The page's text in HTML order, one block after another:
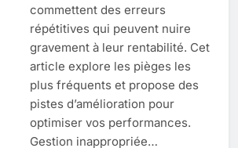
commettent des erreurs
répétitives qui peuvent nuire
gravement à leur rentabilité. Cet
article explore les pièges les
plus fréquents et propose des
pistes d’amélioration pour
optimiser vos performances.
Gestion inappropriée…